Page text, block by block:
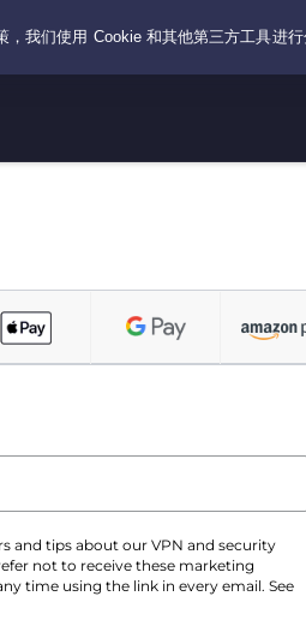
and tips about our VPN and security
not to receive these marketing
time using the link in every email. See